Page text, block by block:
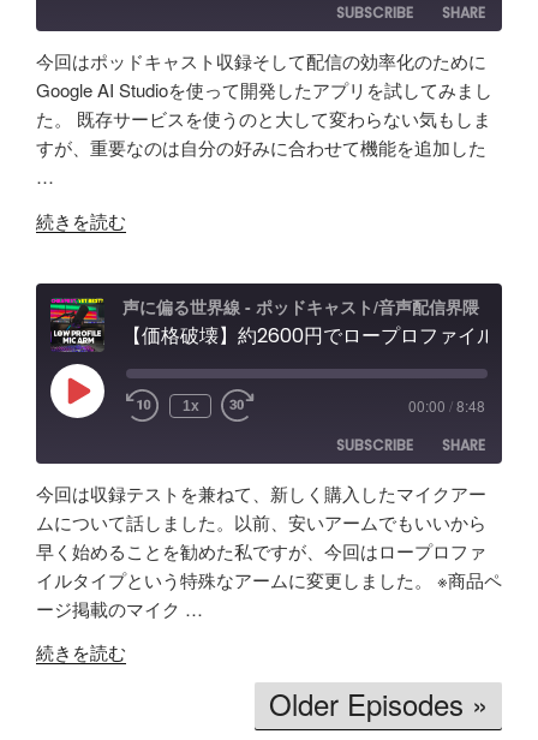
り
返
り"
の
デ
ィ
ン
グ"
の
術
と
可
能
性
「Fish
ユ
ー
ス
ー
が
５
年
か
け
て
か
っ
た
「マ
り
安
い
イ
ホ
SUBSCRIBE SHARE
Amazon
Apple Podcasts
RSS
Spotify
RSS FEED
SHARE
LINK
今回はポッドキャスト収録そして配信の効率化のために
Google AI Studioを使って開発したアプリを試してみまし
た。 既存サービスを使うのと大して変わらない気もしま
すが、重要なのは自分の好みに合わせて機能を追加した
…
"【自
プ
リ
効
で
リ
ア
ル
イ
続きを読む
声に偏る世界線 - ポッドキャスト/音声配信界隈
Play
Episode 1x 00:00 /8:48
SUBSCRIBE
SHARE
Amazon
Apple Podcasts
RSS
Spotify
RSS FEED
SHARE
LINK
EMBED
今回は収録テストを兼ねて、新しく購入したマイクアー
ムについて話しました。以前、安いアームでもいいから
早く始めることを勧めた私ですが、今回はロープロファ
イルタイプという特殊なアームに変更しました。 ※商品ペ
ージ掲載のマイク …
"【価
続きを読む
Older Episodes »